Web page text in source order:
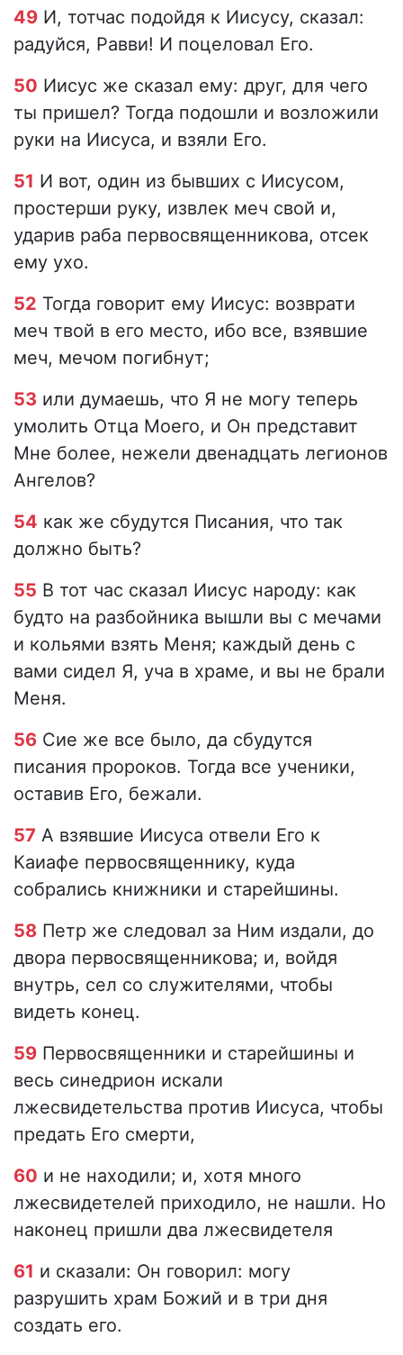
49 И, тотчас подойдя к Иисусу, сказал:
радуйся, Равви! И поцеловал Его.
50 Иисус же сказал ему: друг, для чего
ты пришел? Тогда подошли и возложили
руки на Иисуса, и взяли Его.
51 И вот, один из бывших с Иисусом,
простерши руку, извлек меч свой и,
ударив раба первосвященникова, отсек
ему ухо.
52 Тогда говорит ему Иисус: возврати
меч твой в его место, ибо все, взявшие
меч, мечом погибнут;
53 или думаешь, что Я не могу теперь
умолить Отца Моего, и Он представит
Мне более, нежели двенадцать легионов
Ангелов?
54 как же сбудутся Писания, что так
должно быть?
55 В тот час сказал Иисус народу: как
будто на разбойника вышли вы с мечами
и кольями взять Меня; каждый день с
вами сидел Я, уча в храме, и вы не брали
Меня.
56 Сие же все было, да сбудутся
писания пророков. Тогда все ученики,
оставив Его, бежали.
57 А взявшие Иисуса отвели Его к
Каиафе первосвященнику, куда
собрались книжники и старейшины.
58 Петр же следовал за Ним издали, до
двора первосвященникова; и, войдя
внутрь, сел со служителями, чтобы
видеть конец.
59 Первосвященники и старейшины и
весь синедрион искали
лжесвидетельства против Иисуса, чтобы
предать Его смерти,
60 и не находили; и, хотя много
лжесвидетелей приходило, не нашли. Но
наконец пришли два лжесвидетеля
61 и сказали: Он говорил: могу
разрушить храм Божий и в три дня
создать его.